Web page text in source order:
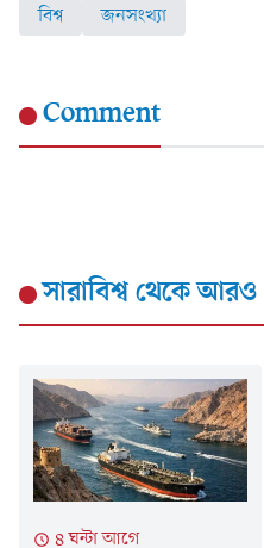
বিশ্ব জনসংখ্যা
Comment
সারাবিশ্বথেকে আরও
৪ ঘন্টা আগে